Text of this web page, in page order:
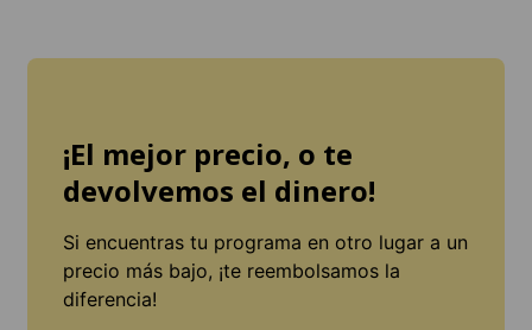
¡El mejor precio, o te
devolvemos el dinero!
Si encuentras tu programa en otro lugar a un
precio más bajo, ¡te reembolsamos la
diferencia!